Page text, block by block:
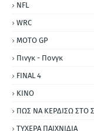
NFL
WRC
MOTO GP
Πινγκ - Πονγκ
FINAL 4
ΚΙΝΟ
ΠΩΣ ΝΑ ΚΕΡΔΙΣΩ ΣΤΟ
ΤΥΧΕΡΑ ΠΑΙΧΝΙΔΙΑ